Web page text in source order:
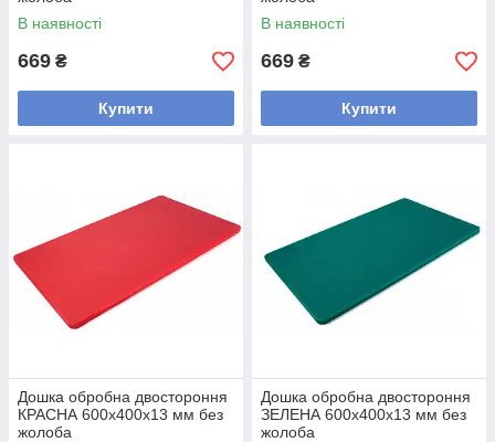
В наявності
669 ₴
Купити
В наявності
669 ₴
Купити
Дошка обробна двостороння
КРАСНА 600х400х13 мм без
жолоба
Дошка обробна двостороння
ЗЕЛЕНА 600х400х13 мм без
жолоба